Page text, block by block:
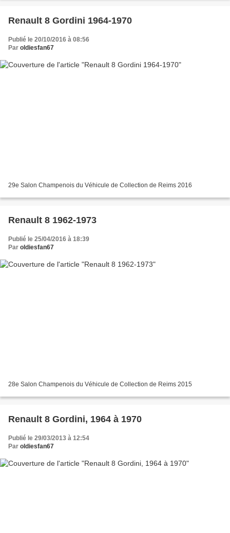
Renault 8 Gordini 1964-1970
Publié le 20/10/2016 à 08:56
Par oldiesfan67
29e Salon Champenois du Véhicule de Collection de Reims 2016
Renault 8 1962-1973
Publié le 25/04/2016 à 18:39
Par oldiesfan67
28e Salon Champenois du Véhicule de Collection de Reims 2015
Renault 8 Gordini, 1964 à 1970
Publié le 29/03/2013 à 12:54
Par oldiesfan67